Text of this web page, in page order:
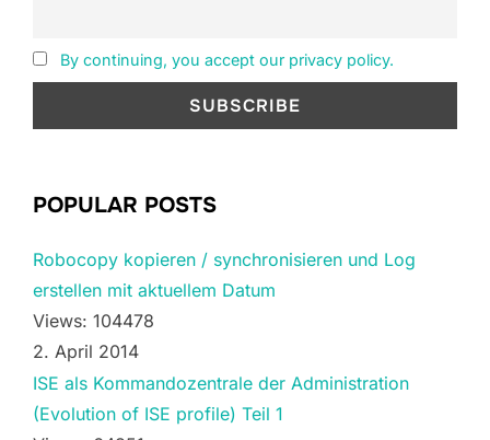
By continuing, you accept our privacy policy.
POPULAR POSTS
Robocopy kopieren / synchronisieren und Log
erstellen mit aktuellem Datum
Views: 104478
2. April 2014
ISE als Kommandozentrale der Administration
(Evolution of ISE profile) Teil 1